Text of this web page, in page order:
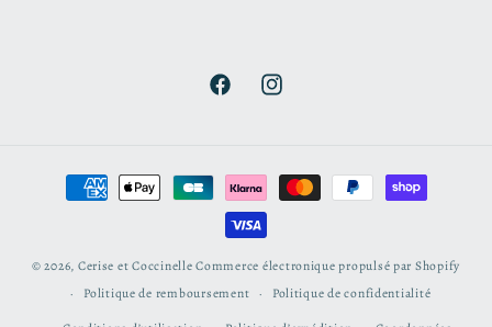
FacebookInstagram
Moyens
© 2026, Cerise et Coccinelle Commerce électronique propulsé par Shopify
Politique de remboursement
Politique de confidentialité